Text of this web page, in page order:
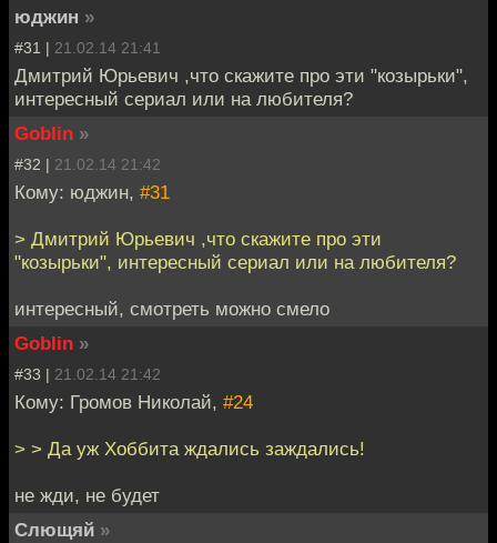
юджин »
#31 | 21.02.14 21:41
Дмитрий Юрьевич ,что скажите про эти "козырьки",
интересный сериал или на любителя?
Goblin »
#32 | 21.02.14 21:42
Кому: юджин, #31
> Дмитрий Юрьевич ,что скажите про эти
"козырьки", интересный сериал или на любителя?
интересный, смотреть можно смело
Goblin »
#33 | 21.02.14 21:42
Кому: Громов Николай, #24
> > Да уж Хоббита ждались заждались!
не жди, не будет
Слющяй »